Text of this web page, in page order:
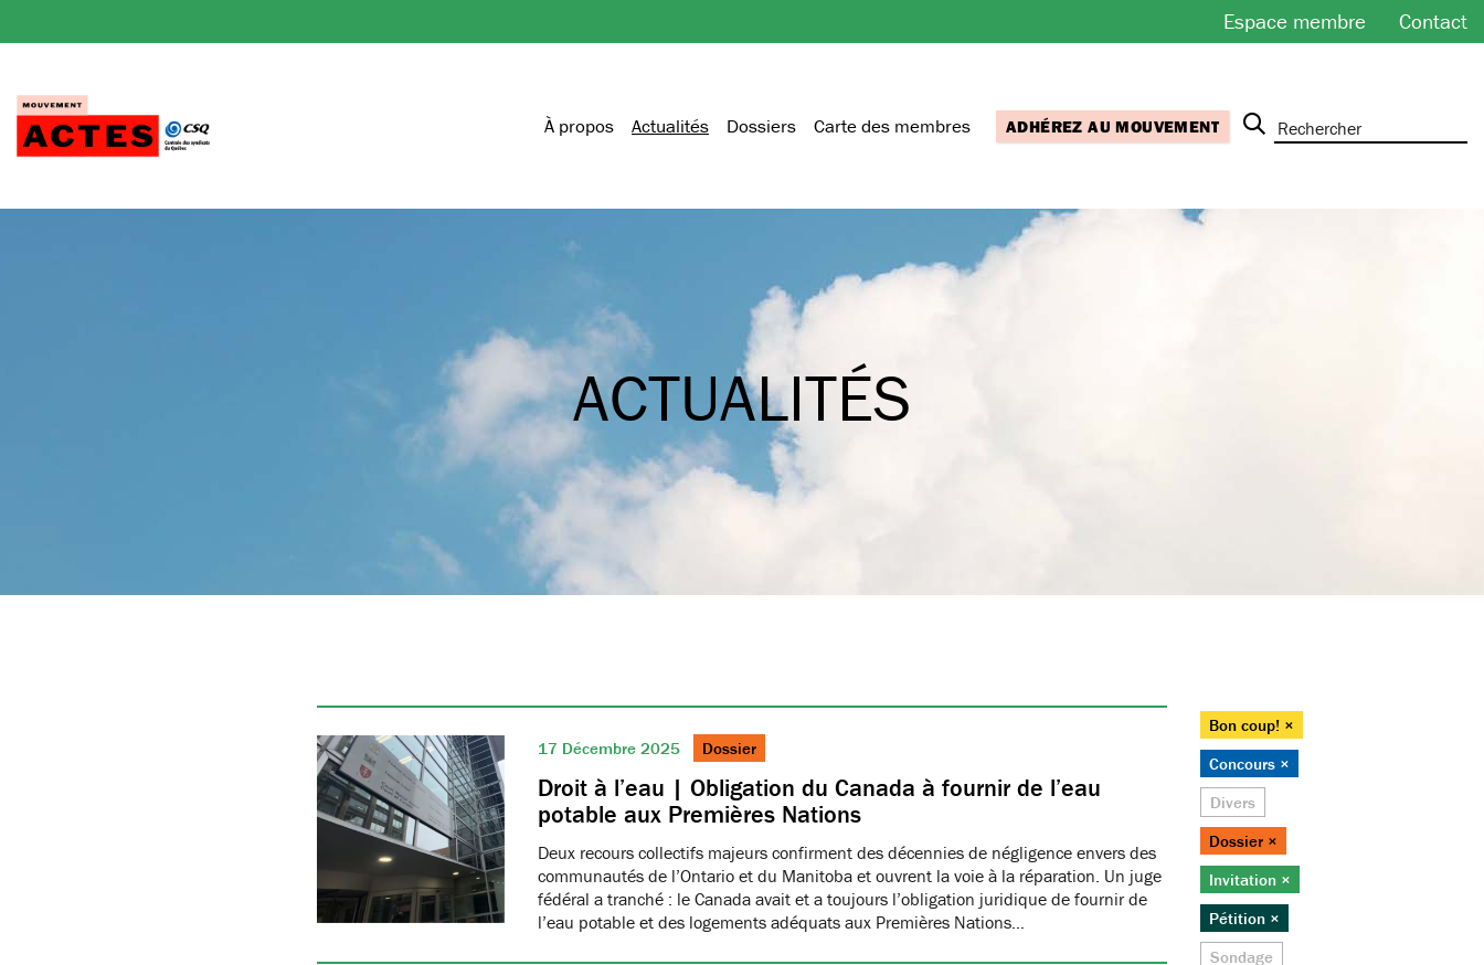
au
Espace membre Contact
À propos Actualités Dossiers Carte des membres ADHÉREZ AU MOUVEMENT
ACTUALITÉS
17 Décembre 2025 Dossier
Droit à l’eau | Obligation du Canada à fournir de l’eau
potable aux Premières Nations
Deux recours collectifs majeurs confirment des décennies de négligence envers des
communautés de l’Ontario et du Manitoba et ouvrent la voie à la réparation. Un juge
fédéral a tranché : le Canada avait et a toujours l’obligation juridique de fournir de
l’eau potable et des logements adéquats aux Premières Nations…
Bon coup! ×
Concours ×
Divers
Dossier ×
Invitation ×
Pétition ×
Sondage